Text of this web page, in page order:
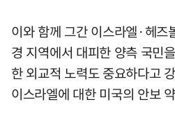
이와 함께 그간 이스라엘·헤즈
경 지역에서 대피한 양측 국민
한 외교적 노력도 중요하다고
이스라엘에 대한 미국의 안보